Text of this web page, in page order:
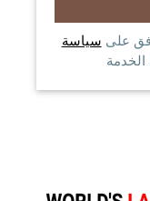
على سياسة